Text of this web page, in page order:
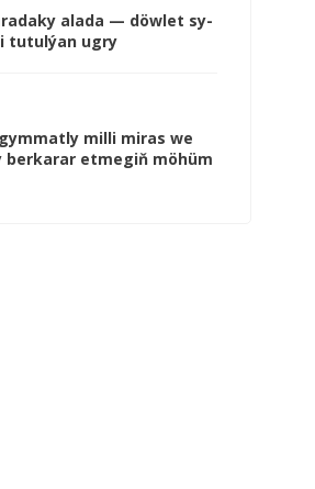
ala­da — döw­let sy­
tu­tul­ýan ug­ry
milli mi­ras we
ber­ka­rar et­me­giň mö­hüm